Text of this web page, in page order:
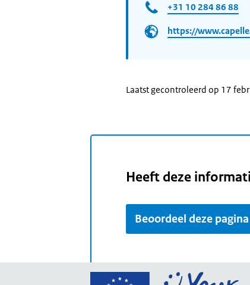
+31 10 284 86 88​
https://
Laatst gecontroleerd op 17
Heeft deze
Beoordeel deze pagina
Ga